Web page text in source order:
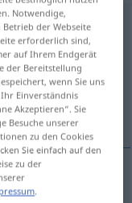
antippen)
Notwendige,
der Webseite
erforderlich sind,
auf Ihrem Endgerät
der Bereitstellung
wenn Sie uns
Einverständnis
Akzeptieren“. Sie
Besuche unserer
zu den Cookies
Sie einfach auf den
zu der
.